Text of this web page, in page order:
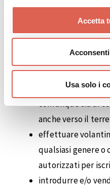
Accetta
Usa solo i
soggetti presenti
in caso di pioggia
ombrelli con
esporre materiale
altri tifosi o la
comunque sia di
anche verso il
effettuare
qualsiasi genere o
autorizzati per
introdurre e/o